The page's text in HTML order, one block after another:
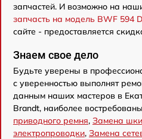
запчастей. И возможно на
запчасть на модель BWF 594
сайте - предоставляется
Знаем свое дело
Будьте уверены в
с уверенностью выполнят
данным наших мастеров в
Brandt, наиболее
приводного ремня, Замена
электропроводки, Замена